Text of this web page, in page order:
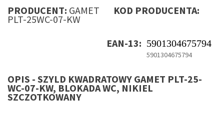
PRODUCENT: GAMET KOD PRODUCENTA:
PLT-25WC-07-KW
EAN-13: 5901304675794
5901304675794
OPIS - SZYLD KWADRATOWY GAMET PLT-25-
WC-07-KW, BLOKADA WC, NIKIEL
SZCZOTKOWANY